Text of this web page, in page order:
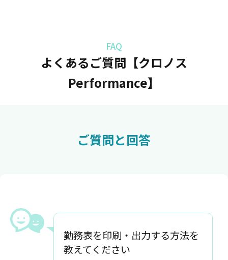
よくあるご質問【クロノス
Performance】
ご質問と回答
勤務表を印刷・出力する方法を
教えてください